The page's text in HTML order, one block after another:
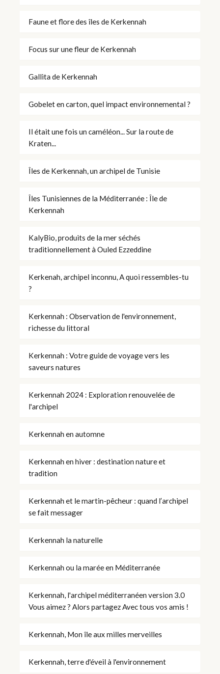
Faune et flore des îles de Kerkennah
Focus sur une fleur de Kerkennah
Gallita de Kerkennah
Gobelet en carton, quel impact environnemental ?
Il était une fois un caméléon... Sur la route de
Kraten...
Îles de Kerkennah, un archipel de Tunisie
Îles Tunisiennes de la Méditerranée : Île de
Kerkennah
KalyBio, produits de la mer séchés
traditionnellement à Ouled Ezzeddine
Kerkenah, archipel inconnu, A quoi ressembles-tu
?
Kerkennah : Observation de l'environnement,
richesse du littoral
Kerkennah : Votre guide de voyage vers les
saveurs natures
Kerkennah 2024 : Exploration renouvelée de
l'archipel
Kerkennah en automne
Kerkennah en hiver : destination nature et
tradition
Kerkennah et le martin-pêcheur : quand l’archipel
se fait messager
Kerkennah la naturelle
Kerkennah ou la marée en Méditerranée
Kerkennah, l'archipel méditerranéen version 3.0
Vous aimez ? Alors partagez Avec tous vos amis !
Kerkennah, Mon île aux milles merveilles
Kerkennah, terre d'éveil à l'environnement